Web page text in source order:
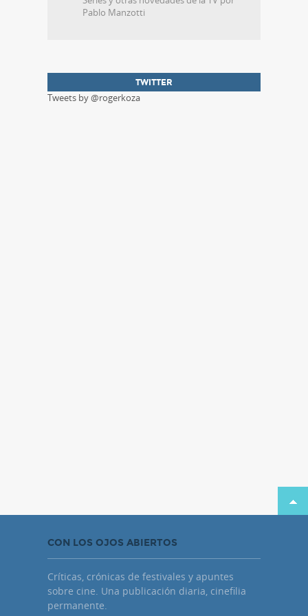
Pablo Manzotti
TWITTER
Tweets by @rogerkoza
CON LOS OJOS ABIERTOS
Críticas, crónicas de festivales y apuntes
sobre cine. Una publicación diaria, cinefilia
permanente.